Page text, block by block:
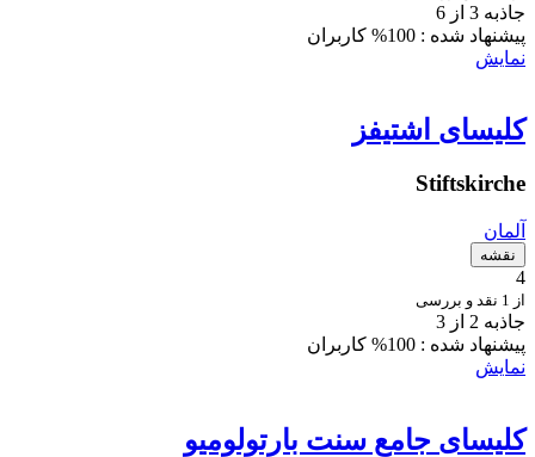
جاذبه 3 از 6
پیشنهاد شده : 100% کاربران
نمایش
کلیسای اشتیفز
Stiftskirche
آلمان
نقشه
4
از 1 نقد و بررسی
جاذبه 2 از 3
پیشنهاد شده : 100% کاربران
نمایش
کلیسای جامع سنت بارتولومیو